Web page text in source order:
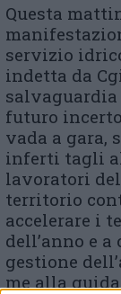
Questa
servizio
indetta da
futuro
vada a gara,
inferti tagli
lavoratori
territorio
accelerare i
dell’anno e
gestione
me alla